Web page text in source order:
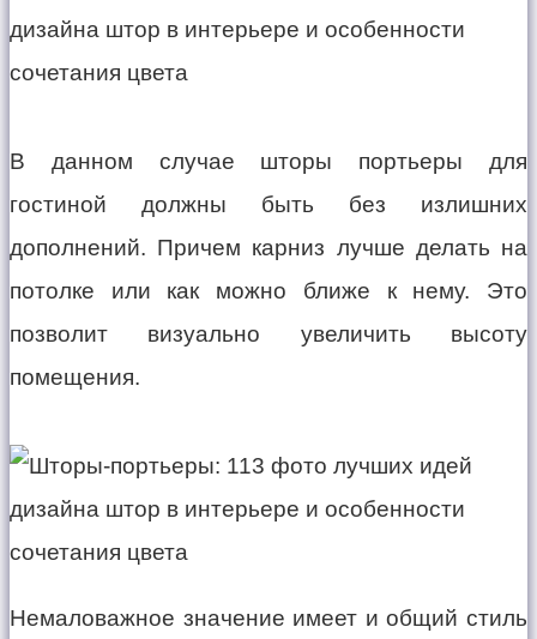
В данном случае шторы портьеры для
гостиной должны быть без излишних
дополнений. Причем карниз лучше делать на
потолке или как можно ближе к нему. Это
позволит визуально увеличить высоту
помещения.
Немаловажное значение имеет и общий стиль